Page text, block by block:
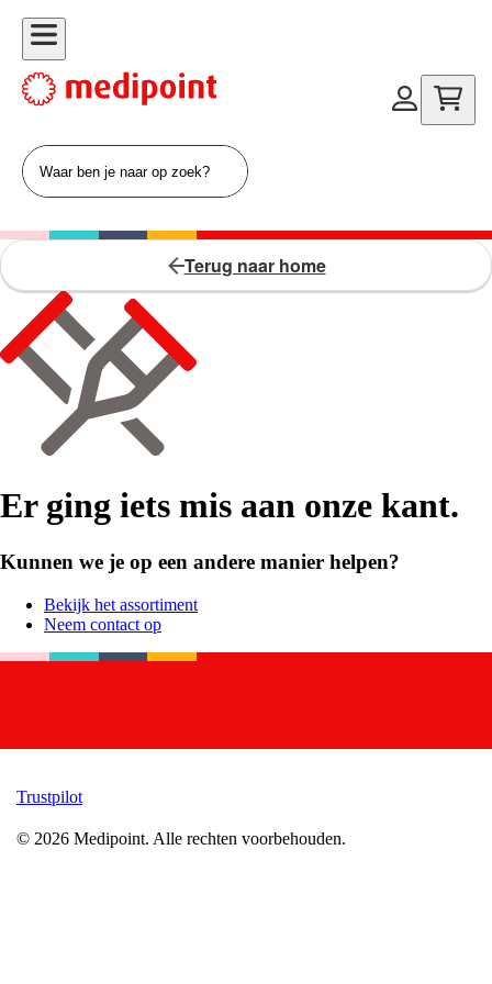
Terug naar home
Er ging iets mis aan onze kant.
Kunnen we je op een andere manier helpen?
Bekijk het assortiment
Neem contact op
Trustpilot
© 2026 Medipoint. Alle rechten voorbehouden.